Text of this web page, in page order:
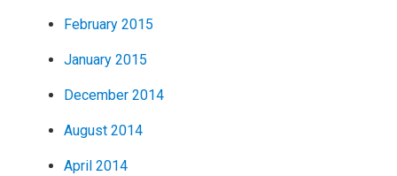
February 2015
January 2015
December 2014
August 2014
April 2014